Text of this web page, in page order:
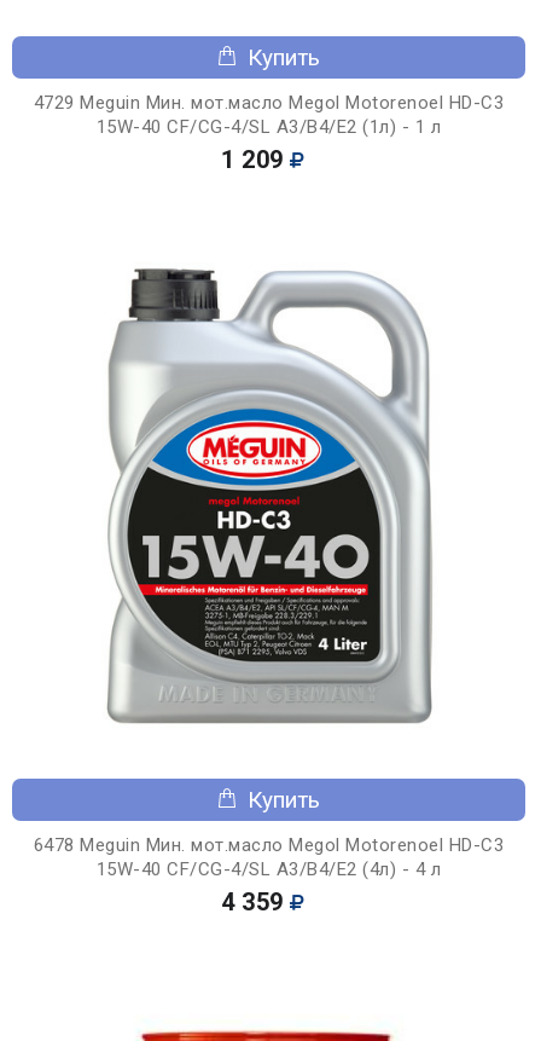
Купить
4729 Meguin Мин. мот.масло Megol Motorenoel HD-C3
15W-40 CF/CG-4/SL A3/B4/E2 (1л) - 1 л
1 209
Купить
6478 Meguin Мин. мот.масло Megol Motorenoel HD-C3
15W-40 CF/CG-4/SL A3/B4/E2 (4л) - 4 л
4 359